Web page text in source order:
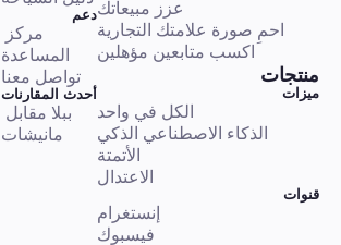
الذكاء الاجتماعي الاصطناعي (ASI): ما هو ولماذا هو مهم
حالات استخدام الذكاء الاصطناعي
عزز مبيعاتك
احمِ صورة علامتك التجارية
اكسب متابعين مؤهلين
منتجات
ميزات
الكل في واحد
الذكاء الاصطناعي الذكي
الأتمتة
الاعتدال
قنوات
إنستغرام
فيسبوك
دعم
المساعدة
تواصل معنا
أحدث المقارنات
مانيشات